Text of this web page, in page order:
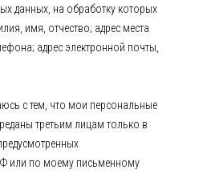
данных, на обработку которых
имя, отчество; адрес места
адрес электронной почты,
с тем, что мои персональные
третьим лицам только в
или по моему письменному